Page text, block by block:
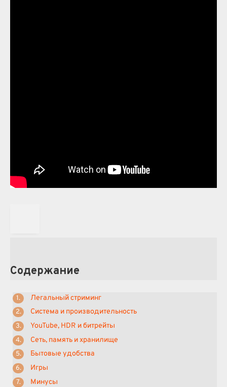
Содержание
Легальный стриминг
Система и производительность
YouTube, HDR и битрейты
Сеть, память и хранилище
Бытовые удобства
Игры
Минусы